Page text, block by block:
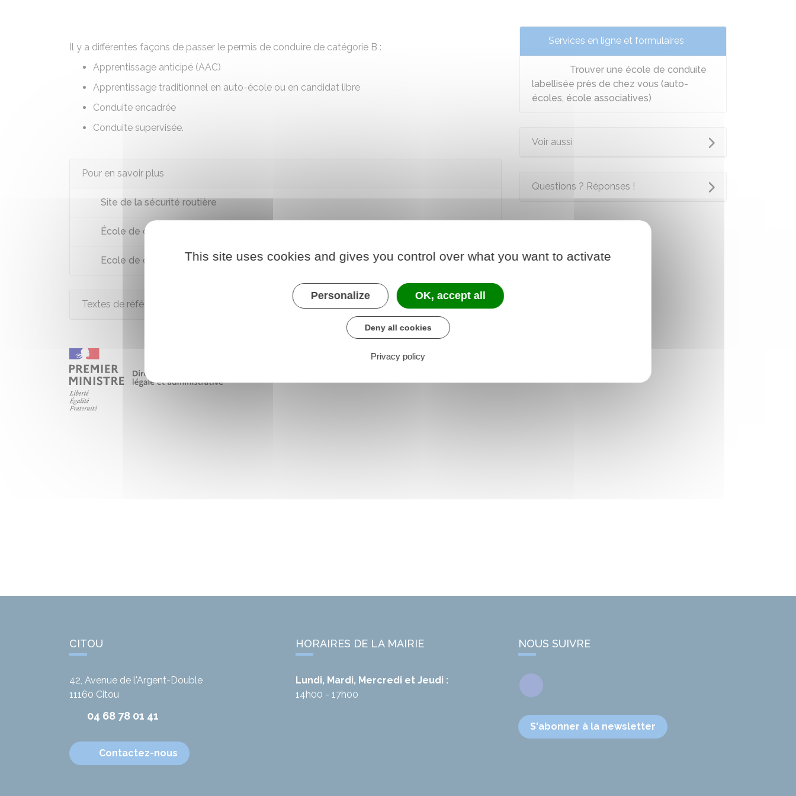
Il y a différentes façons de passer le permis de conduire de catégorie B :
Apprentissage anticipé (AAC)
Apprentissage traditionnel en auto-école ou en candidat libre
Conduite encadrée
Conduite supervisée.
Pour en savoir plus
Site de la sécurité routière
École de conduite labellisée
Ecole de conduite associative
Textes de référence
Services en ligne et formulaires
Trouver une école de conduite
labellisée près de chez vous (auto-
écoles, école associatives)
Voir aussi
Questions ? Réponses !
CITOU
42, Avenue de l'Argent-Double
11160 Citou
04 68 78 01 41
Contactez-nous
HORAIRES DE LA MAIRIE
Lundi, Mardi, Mercredi et Jeudi :
14h00 - 17h00
NOUS SUIVRE
Facebook
S'abonner à la newsletter
This site uses cookies and gives you control over what you want to activate
Personalize OK, accept all
Deny all cookies
Privacy policy